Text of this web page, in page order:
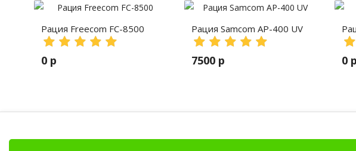
Рация Freecom FC-8500
0 р
Рация Samcom AP-400 UV
7500 р 0 р